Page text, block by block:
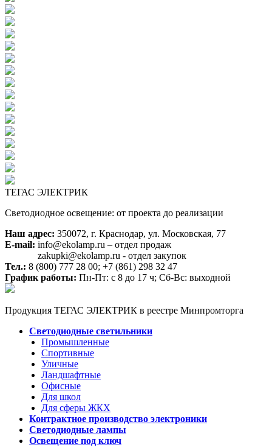
ТЕГАС ЭЛЕКТРИК
Светодиодное освещение: от проекта до реализации
Наш адрес: 350072, г. Краснодар, ул. Московская, 77
E-mail: info@ekolamp.ru – отдел продаж
zakupki@ekolamp.ru - отдел закупок
Тел.: 8 (800) 777 28 00; +7 (861) 298 32 47
График работы: Пн-Пт: с 8 до 17 ч; Сб-Вс: выходной
Продукция ТЕГАС ЭЛЕКТРИК в реестре Минпромторга
Светодиодные светильники
Промышленные
Спортивные
Уличные
Ландшафтные
Офисные
Для школ
Для сферы ЖКХ
Контрактное производство электроники
Светодиодные лампы
Освещение под ключ